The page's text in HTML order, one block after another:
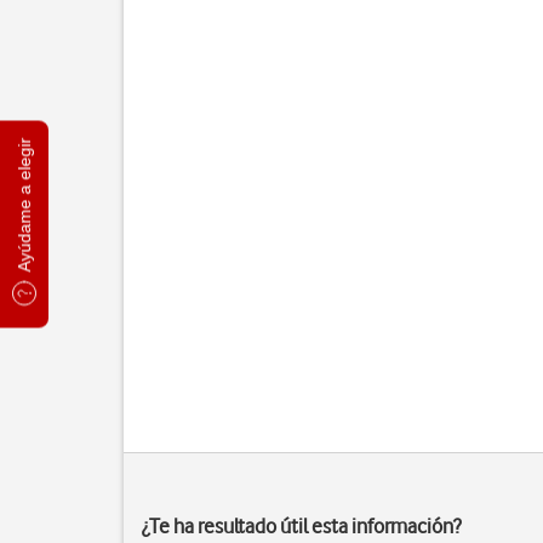
Ayúdame a elegir
¿Te ha resultado útil esta información?